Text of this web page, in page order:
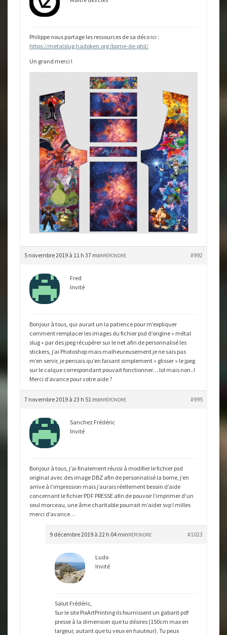
Philippe nous partage les ressources de sa déco ici :
https://metalslug.hadoken.org/borne-de-phil/
Un grand merci !
5 novembre 2019 à 11 h 37 min #992
RÉPONDRE
Fred
Invité
Bonjour à tous, qui aurait un la patience pour m’expliquer
comment remplacer les images du fichier psd d’origine « métal
slug « par des jpeg récupérer sur le net afin de personnalisé les
stickers, j’ai Photoshop mais malheureusement je ne sais pas
m’en servir, je pensais qu’en faisant simplement « glisser » le jpeg
sur le calque correspondant pouvait fonctionner… lol mais non..!
Merci d’avance pour votre aide ?
7 novembre 2019 à 23 h 51 min #995
RÉPONDRE
Sanchez Frédéric
Invité
Bonjour à tous, j’ai finalement réussi à modifier le fichier psd
original avec des image DBZ afin de personnalisé la borne, j’en
arrive à l’impression mais j’aurais réellement besoin d’aide
concernant le fichier PDF PRESSE afin de pouvoir l’imprimer d’un
seul morceau, une âme charitable pourrait m’aider svp ! milles
merci d’avance…
9 décembre 2019 à 22 h 04 min #1023
RÉPONDRE
Ludo
Invité
Salut Frédéric,
Sur le site PixArtPrinting ils fournissent un gabarit pdf
presse à la dimension que tu désires (150cm max en
largeur, autant que tu veux en hauteur). Tu peux